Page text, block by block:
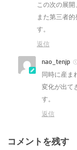
この次の展開
また第三者
す。
返信
nao_tenjp
同時に産ま
変化が出て
す。
返信
コメントを残す